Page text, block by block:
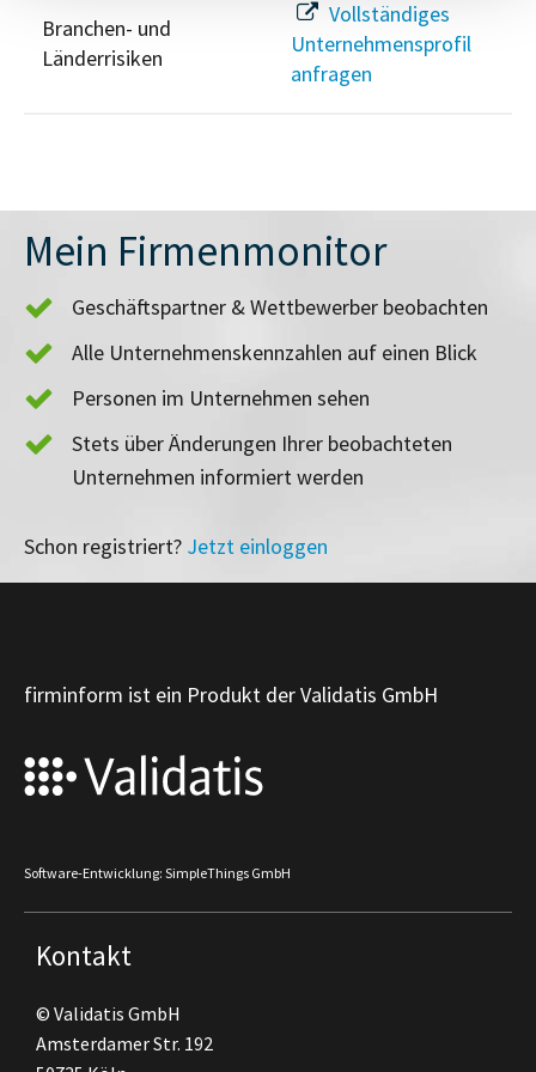
Branchen- und
Länderrisiken
Vollständiges
Unternehmensprofil
anfragen
Mein Firmenmonitor
Geschäftspartner & Wettbewerber beobachten
Alle Unternehmenskennzahlen auf einen Blick
Personen im Unternehmen sehen
Stets über Änderungen Ihrer beobachteten
Unternehmen informiert werden
Schon registriert? Jetzt einloggen
firminform ist ein Produkt der Validatis GmbH
Software-Entwicklung: SimpleThings GmbH
Kontakt
© Validatis GmbH
Amsterdamer Str. 192